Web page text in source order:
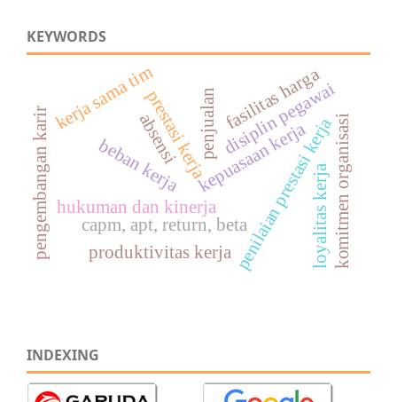
KEYWORDS
beban kerja
hukuman dan kinerja penilaian prestasi kerjakomitmen organisasi
kepuasaan kerja
pengembangan karir prestasi kerjapenjualan
capm, apt, return, beta
produktivitas kerja
absensi disiplin pegawai
fasilitas harga
kerja sama tim
loyalitas kerja
INDEXING